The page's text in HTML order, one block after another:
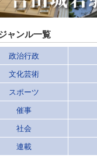
ャンル一覧
政治行政
文化芸術
スポーツ
催事
社会
連載